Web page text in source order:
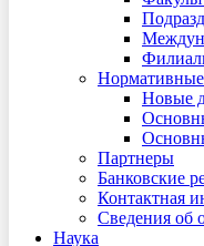
Новые
Партнеры
Банковские
Контактная
Сведения об
Наука